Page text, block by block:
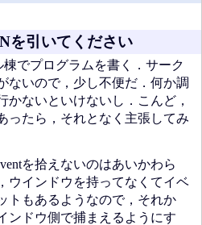
を引いてください
でプログラムを書く．サーク
ないので，少し不便だ．何か調
かないといけないし．こんど，
ったら，それとなく主張してみ
を拾えないのはあいかわら
ウインドウを持ってなくてイベ
トもあるようなので，それか
ンドウ側で捕まえるようにす